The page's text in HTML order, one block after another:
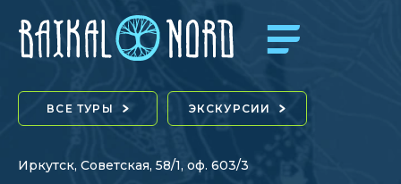
ВСЕ ТУРЫ ЭКСКУРСИИ
Иркутск, Советская, 58/1, оф. 603/3